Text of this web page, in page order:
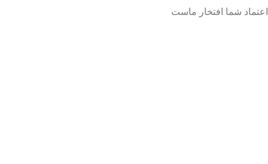
اعتماد شما افتخار ماست